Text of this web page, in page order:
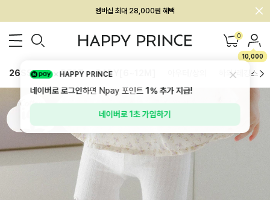
회원전용 아울렛, 가입하면 ~60% 할인!
멤버십 최대 28,000원 혜택 0
10,000
26SS 신상 BEST BABY[6~12M] 하의/레깅스
HAPPY PRINCE
네이버로 로그인하면 Npay 포인트1%추가 지급!
네이버로 1초 가입하기